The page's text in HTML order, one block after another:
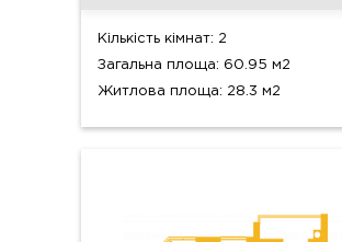
Кількість кімнат: 2
Загальна площа: 60.95 м2
Житлова площа: 28.3 м2